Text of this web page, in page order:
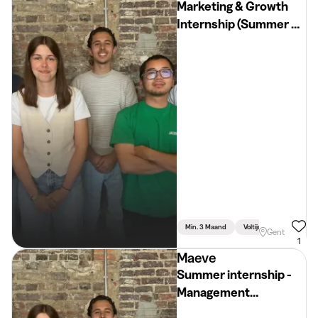
Marketing & Growth
Internship (Summer or
Min. 3 Maand VoltijdsGent
1
Maeve
Summer internship -
Management